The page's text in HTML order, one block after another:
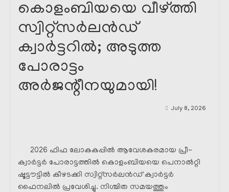
കൊളംബിയയെ വീഴ്ത്തി
സ്വിറ്റ്‌സർലൻഡ്
ക്വാർട്ടറിൽ; അടുത്ത
പോരാട്ടം
അർജന്റീനയുമായി!
July 8, 2026
2026 ഫിഫ ലോകകപ്പിൽ ആവേശകരമായ പ്രീ-
ക്വാർട്ടർ പോരാട്ടത്തിൽ കൊളംബിയയെ പെനാൽറ്റി
ഷൂട്ടൗട്ടിൽ കീഴടക്കി സ്വിറ്റ്‌സർലൻഡ് ക്വാർട്ടർ
ഫൈനലിൽ പ്രവേശിച്ചു. നിശ്ചിത സമയത്തും